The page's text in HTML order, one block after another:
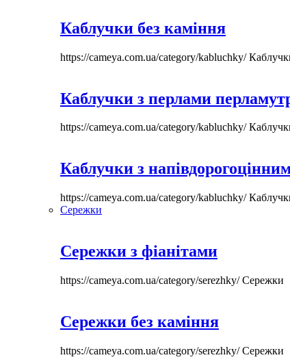
Каблучки без каміння
https://cameya.com.ua/category/kabluchky/
Каблучки з перлами
https://cameya.com.ua/category/kabluchky/
Каблучки з
https://cameya.com.ua/category/kabluchky/
Сережки
Сережки з фіанітами
https://cameya.com.ua/category/serezhky/Сережки
Сережки без каміння
https://cameya.com.ua/category/serezhky/Сережки